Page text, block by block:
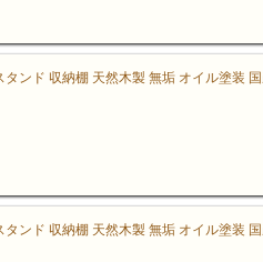
げているので安心。
たくなる、やさしい手ざわ
ンド 収納棚 天然木製 無垢 オイル塗装
ンド 収納棚 天然木製 無垢 オイル塗装